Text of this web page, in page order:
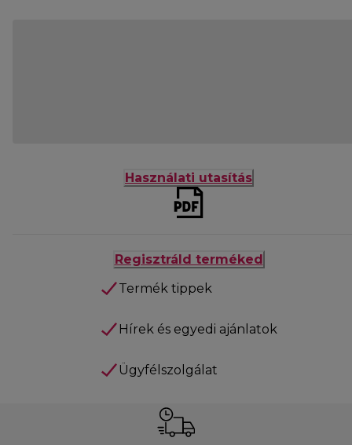
Használati utasítás
Regisztráld terméked
Termék tippek
Hírek és egyedi ajánlatok
Ügyfélszolgálat